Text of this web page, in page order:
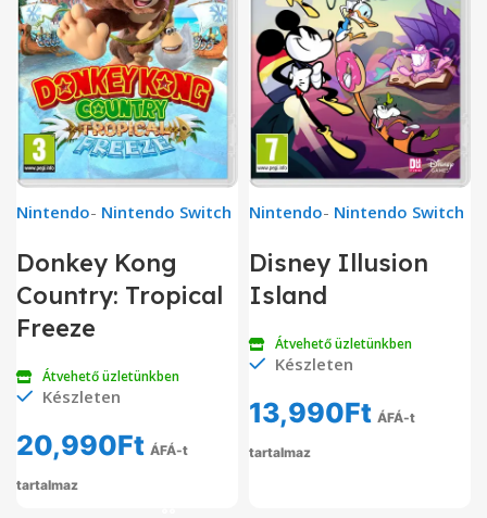
Nintendo- Nintendo Switch
Donkey Kong
Country: Tropical
Freeze
Átvehető üzletünkben
Készleten
20,990Ft ÁFÁ-t
tartalmaz
Nintendo- Nintendo Switch
Disney Illusion
Island
Átvehető üzletünkben
Készleten
13,990Ft ÁFÁ-t
tartalmaz